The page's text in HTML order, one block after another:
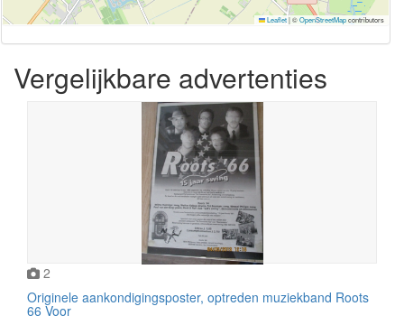
Leaflet|©OpenStreetMapcontributors
Vergelijkbare advertenties
2
Originele aankondigingsposter, optreden muziekband Roots
66 Voor